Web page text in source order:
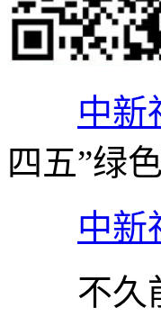
中新
四五”绿
中新
不久前